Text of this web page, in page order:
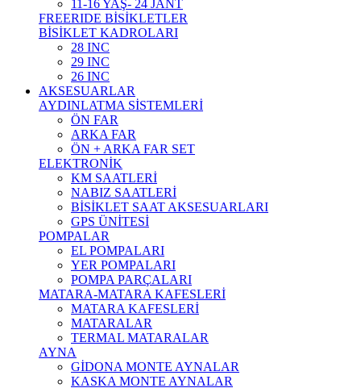
11-16 YAŞ- 24 JANT
FREERIDE BİSİKLETLER
BİSİKLET KADROLARI
28 INC
29 INC
26 INC
AKSESUARLAR
AYDINLATMA SİSTEMLERİ
ÖN FAR
ARKA FAR
ÖN + ARKA FAR SET
ELEKTRONİK
KM SAATLERİ
NABIZ SAATLERİ
BİSİKLET SAAT AKSESUARLARI
GPS ÜNİTESİ
POMPALAR
EL POMPALARI
YER POMPALARI
POMPA PARÇALARI
MATARA-MATARA KAFESLERİ
MATARA KAFESLERİ
MATARALAR
TERMAL MATARALAR
AYNA
GİDONA MONTE AYNALAR
KASKA MONTE AYNALAR